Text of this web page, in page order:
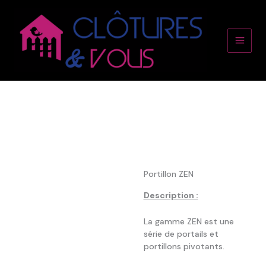
contenu
Menu
Portillon ZEN
Description :
La gamme ZEN est une
série de portails et
portillons pivotants.